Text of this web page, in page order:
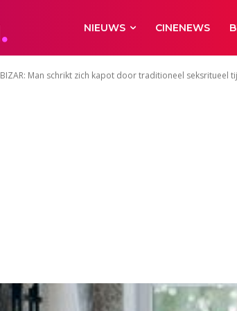
NIEUWS CINENEWS
BIZAR: Man schrikt zich kapot door traditioneel seksritueel